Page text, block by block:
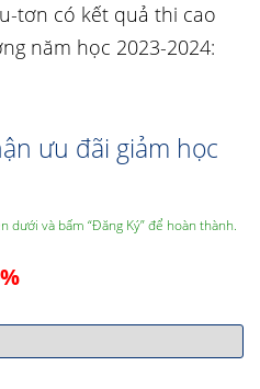
tơn có kết quả thi cao
năm học 2023-2024:
ưu đãi giảm học
dưới và bấm “Đăng Ký” để hoàn thành.